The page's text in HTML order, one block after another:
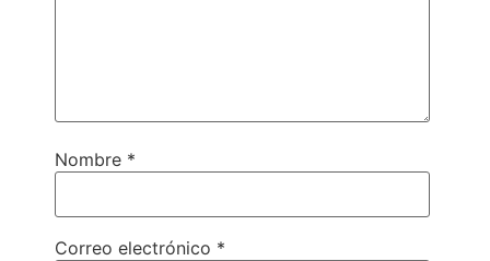
Nombre *
Correo electrónico *